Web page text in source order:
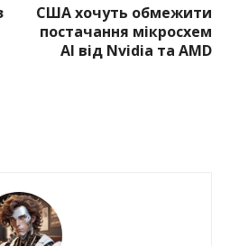
США хочуть обмежити
постачання мікросхем
AI від Nvidia та AMD